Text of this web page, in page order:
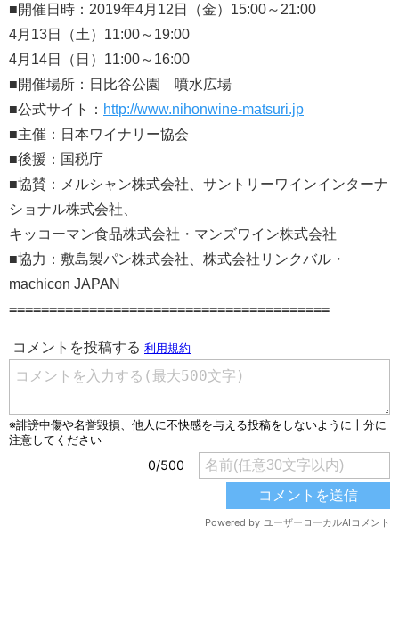
■開催日時：2019年4月12日（金）15:00～21:00
4月13日（土）11:00～19:00
4月14日（日）11:00～16:00
■開催場所：日比谷公園 噴水広場
■公式サイト： http://www.nihonwine-matsuri.jp
■主催：日本ワイナリー協会
■後援：国税庁
■協賛：メルシャン株式会社、サントリーワインインターナ
ショナル株式会社、
キッコーマン食品株式会社・マンズワイン株式会社
■協力：敷島製パン株式会社、株式会社リンクバル・
machicon JAPAN
========================================